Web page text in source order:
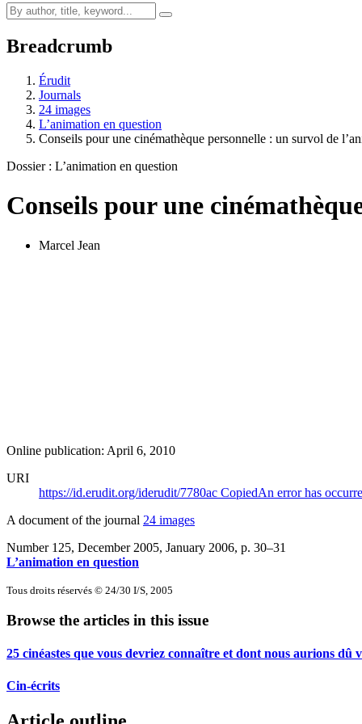
Breadcrumb
Érudit
Journals
24 images
L’animation en question
Conseils pour une cinémathèque personnelle : un survol de
Dossier : L’animation en question
Conseils pour une
Marcel Jean
Online publication: April 6, 2010
URI
https://id.erudit.org/iderudit/7780ac CopiedAn error has
A document of the journal 24 images
Number 125, December 2005, January 2006, p. 30–31
L’animation en question
Tous droits réservés © 24/30 I/S, 2005
Browse the articles in this issue
25 cinéastes que vous devriez connaître et dont nous aurions dû
Cin-écrits